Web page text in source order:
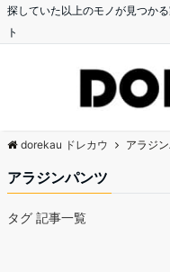
探していた以上のモノが見つか
ト
dorekau ドレカウ アラジ
アラジンパンツ
タグ 記事一覧